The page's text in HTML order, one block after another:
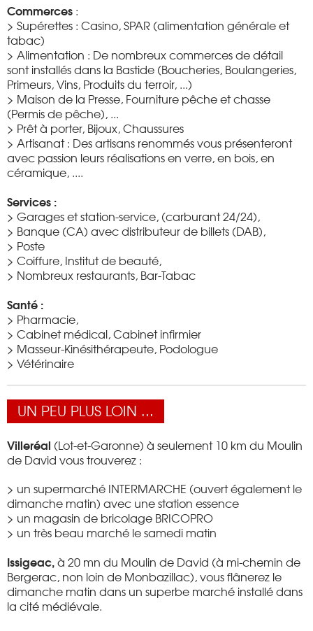
Commerces :
> Supérettes : Casino, SPAR (alimentation générale et
tabac)
> Alimentation : De nombreux commerces de détail
sont installés dans la Bastide (Boucheries, Boulangeries,
Primeurs, Vins, Produits du terroir, ...)
> Maison de la Presse, Fourniture pêche et chasse
(Permis de pêche), ...
> Prêt à porter, Bijoux, Chaussures
> Artisanat : Des artisans renommés vous présenteront
avec passion leurs réalisations en verre, en bois, en
céramique, ....
Services :
> Garages et station-service, (carburant 24/24),
> Banque (CA) avec distributeur de billets (DAB),
> Poste
> Coiffure, Institut de beauté,
> Nombreux restaurants, Bar-Tabac
Santé :
> Pharmacie,
> Cabinet médical, Cabinet infirmier
> Masseur-Kinésithérapeute, Podologue
> Vétérinaire
UN PEU PLUS LOIN ...
Villeréal (Lot-et-Garonne) à seulement 10 km du Moulin
de David vous trouverez :
> un supermarché INTERMARCHE (ouvert également le
dimanche matin) avec une station essence
> un magasin de bricolage BRICOPRO
> un très beau marché le samedi matin
Issigeac,à 20 mn du Moulin de David (à mi-chemin de
Bergerac, non loin de Monbazillac), vous flânerez le
dimanche matin dans un superbe marché installé dans
la cité médiévale.